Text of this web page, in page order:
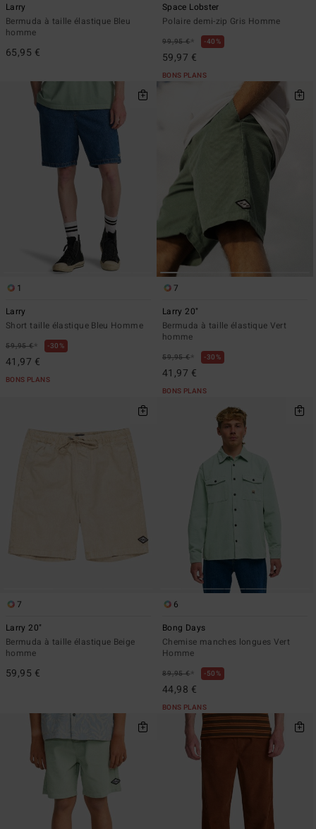
Larry
Bermuda à taille élastique Bleu
homme
65,95 €
Space Lobster
Polaire demi-zip Gris Homme
99,95 €* 40%
59,97 €
BONS PLANS
1
Larry
Short taille élastique Bleu Homme
59,95 €* 30%
41,97 €
BONS PLANS
7
Larry 20"
Bermuda à taille élastique Vert
homme
59,95 €* 30%
41,97 €
BONS PLANS
7
Larry 20"
Bermuda à taille élastique Beige
homme
59,95 €
6
Bong Days
Chemise manches longues Vert
Homme
89,95 €* 50%
44,98 €
BONS PLANS